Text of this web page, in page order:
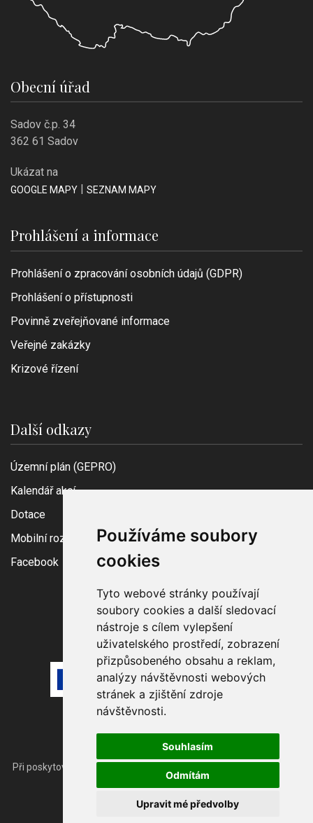
Používáme soubory
cookies
Tyto webové stránky používají
soubory cookies a další sledovací
nástroje s cílem vylepšení
uživatelského prostředí, zobrazení
přizpůsobeného obsahu a reklam,
analýzy návštěvnosti webových
stránek a zjištění zdroje
návštěvnosti.
Souhlasím
Odmítám
Upravit mé předvolby
Obecní úřad
Sadov č.p. 34
362 61 Sadov
Ukázat na
GOOGLE MAPY SEZNAM MAPY
Prohlášení a informace
Prohlášení o zpracování osobních údajů (GDPR)
Prohlášení o přístupnosti
Povinně zveřejňované informace
Veřejné zakázky
Krizové řízení
Další odkazy
Územní plán (GEPRO)
Kalendář akcí
Dotace
Mobilní rozhlas
Facebook
Při poskytování služeb nám pomáhají
. Používáním
webu vyjadřujete souhlas.